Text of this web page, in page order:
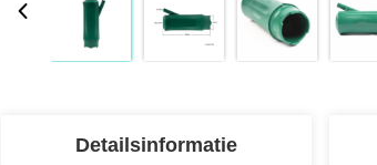
Detailsinformatie